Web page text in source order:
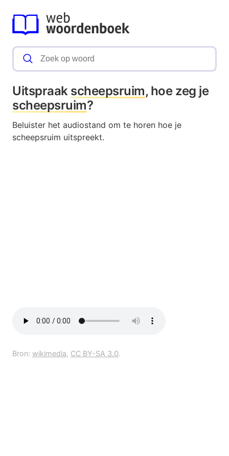
Uitspraak scheepsruim, hoe zeg je
scheepsruim?
Beluister het audiostand om te horen hoe je
scheepsruim uitspreekt.
Bron: wikimedia, CC BY-SA 3.0.